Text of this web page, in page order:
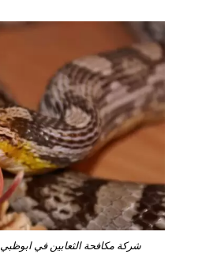
شركة مكافحة الثعابين في ابوظبي